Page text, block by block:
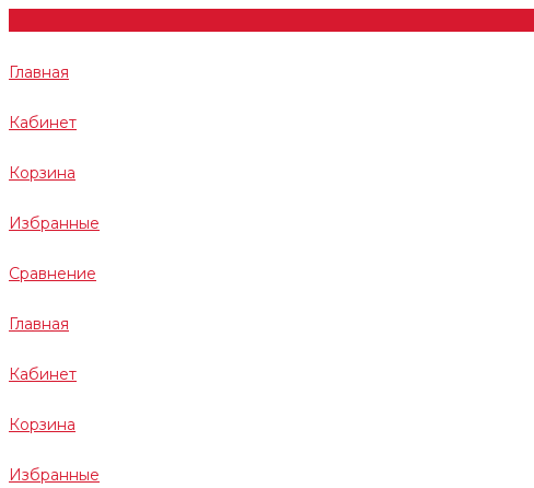
Главная
Кабинет
Корзина
Избранные
Сравнение
Главная
Кабинет
Корзина
Избранные